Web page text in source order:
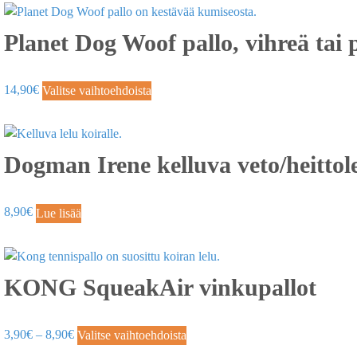
Planet Dog Woof pallo, vihreä tai
14,90€ Valitse vaihtoehdoista
Dogman Irene kelluva veto/
8,90€ Lue lisää
KONG SqueakAir vinkupallot
3,90€ – 8,90€ Valitse vaihtoehdoista